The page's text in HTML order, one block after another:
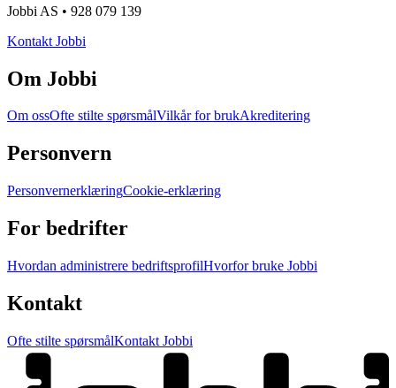
Jobbi AS • 928 079 139
Kontakt Jobbi
Om Jobbi
Om ossOfte stilte spørsmålVilkår for brukAkreditering
Personvern
PersonvernerklæringCookie-erklæring
For bedrifter
Hvordan administrere bedriftsprofilHvorfor bruke Jobbi
Kontakt
Ofte stilte spørsmålKontakt Jobbi